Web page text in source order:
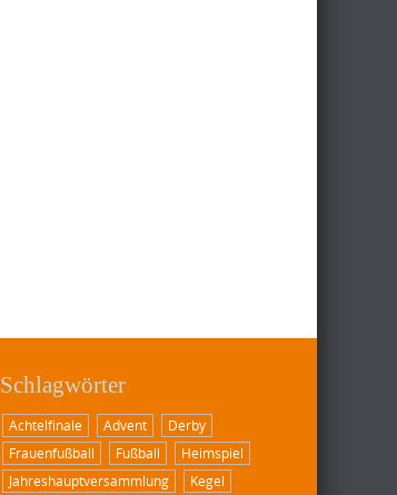
Schlagwörter
Achtelfinale Advent
Derby
Frauenfußball
Fußball
Heimspiel
Jahreshauptversammlung
Kegel